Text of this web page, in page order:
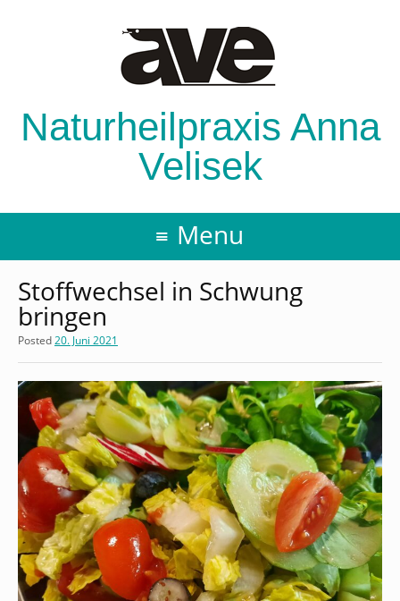
Naturheilpraxis Anna
Velisek
Menu
Stoffwechsel in Schwung
bringen
Posted20. Juni 2021